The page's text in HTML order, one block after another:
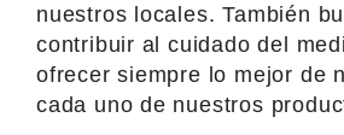
nuestros locales. También
contribuir al cuidado del
ofrecer siempre lo mejor de
cada uno de nuestros